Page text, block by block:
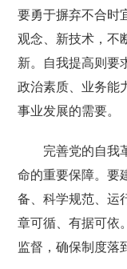
要勇于摒弃不合时
观念、新技术，不
新。自我提高则要
政治素质、业务能
事业发展的需要。
完善党的自我
命的重要保障。要
备、科学规范、运
章可循、有据可依
监督，确保制度落